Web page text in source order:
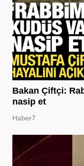
Bakan Çiftçi:
nasip et
Haber7